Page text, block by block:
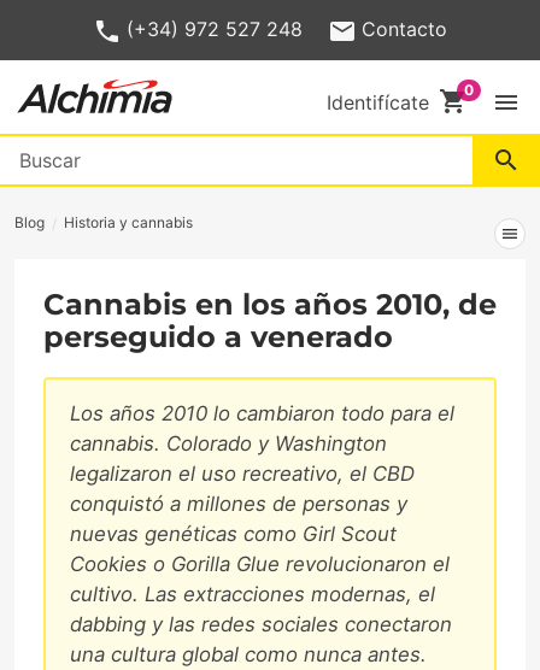
(+34) 972 527 248 Contacto
Identifícate shopping_cart menu
search
Blog Historia y cannabis
menu
Cannabis en los años 2010, de
perseguido a venerado
Los años 2010 lo cambiaron todo para el
cannabis. Colorado y Washington
legalizaron el uso recreativo, el CBD
conquistó a millones de personas y
nuevas genéticas como Girl Scout
Cookies o Gorilla Glue revolucionaron el
cultivo. Las extracciones modernas, el
dabbing y las redes sociales conectaron
una cultura global como nunca antes.